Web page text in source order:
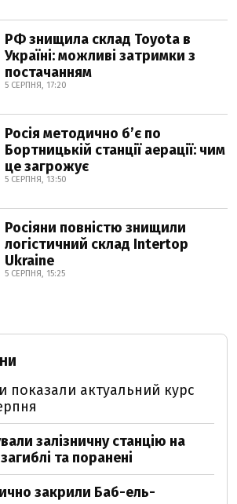
РФ знищила склад Toyota в
Україні: можливі затримки з
постачанням
5 СЕРПНЯ, 17:20
Росія методично б’є по
Бортницькій станції аерації: чим
це загрожує
5 СЕРПНЯ, 13:50
Росіяни повністю знищили
логістичний склад Intertop
Ukraine
5 СЕРПНЯ, 15:25
показали актуальний курс
залізничну станцію на
та поранені
закрили Баб-ель-